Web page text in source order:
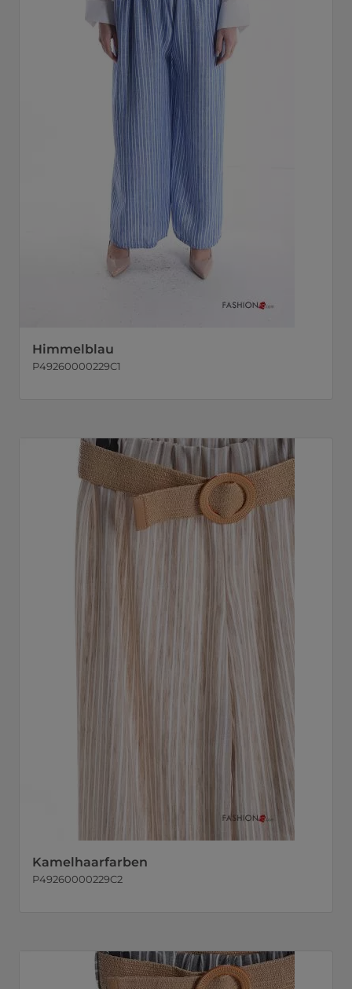
Himmelblau
P49260000229C1
Kamelhaarfarben
P49260000229C2